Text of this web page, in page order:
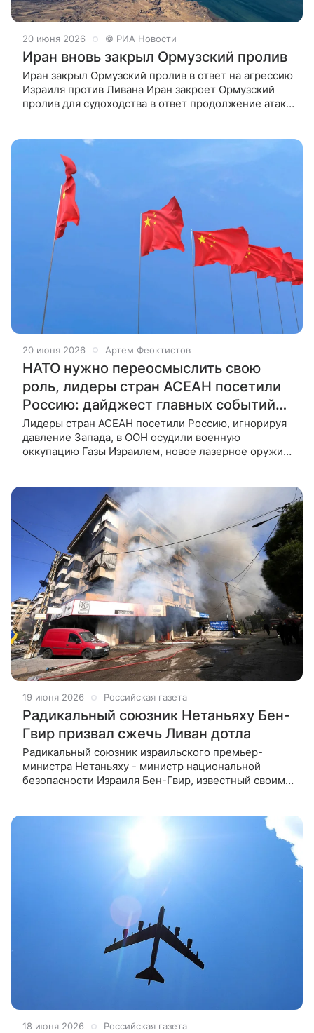
20 июня 2026 © РИА Новости
Иран вновь закрыл Ормузский пролив
Иран закрыл Ормузский пролив в ответ на агрессию
Израиля против Ливана Иран закроет Ормузский
пролив для судоходства в ответ продолжение атак
20 июня 2026 Артем Феоктистов
НАТО нужно переосмыслить свою
роль, лидеры стран АСЕАН посетили
Россию: дайджест главных событий
в СМИ КНР за неделю
Лидеры стран АСЕАН посетили Россию, игнорируя
давление Запада, в ООН осудили военную
оккупацию Газы Израилем, новое лазерное оружие
19 июня 2026 Российская газета
Радикальный союзник Нетаньяху Бен-
Гвир призвал сжечь Ливан дотла
Радикальный союзник израильского премьер-
министра Нетаньяху - министр национальной
безопасности Израиля Бен-Гвир, известный своими
18 июня 2026 Российская газета